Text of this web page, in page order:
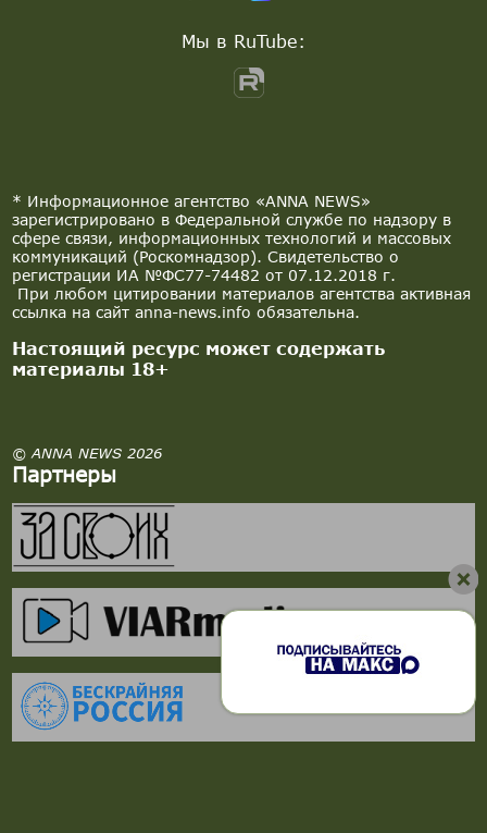
* Информационное агентство «ANNA NEWS»
зарегистрировано в Федеральной службе по надзору в
сфере связи, информационных технологий и массовых
коммуникаций (Роскомнадзор). Свидетельство о
регистрации ИА №ФС77-74482 от 07.12.2018 г.
При любом цитировании материалов агентства активная
ссылка на сайт anna-news.info обязательна.
Настоящий ресурс может содержать
материалы 18+
© ANNA NEWS 2026
Партнеры
Мы в RuTube: